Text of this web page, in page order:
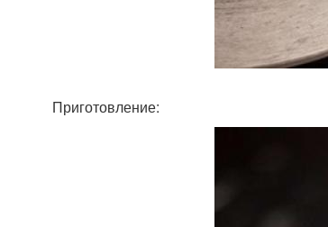
Приготовление: